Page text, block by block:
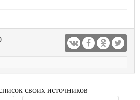
своих источников